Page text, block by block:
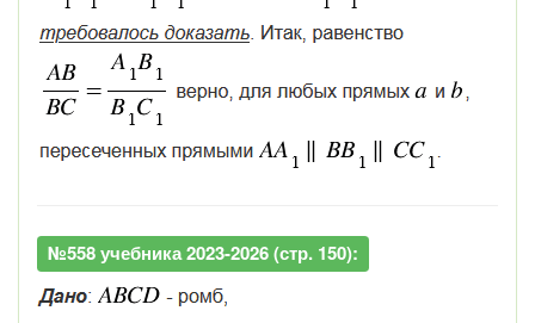
№558 учебника 2023-2026 (стр. 150):